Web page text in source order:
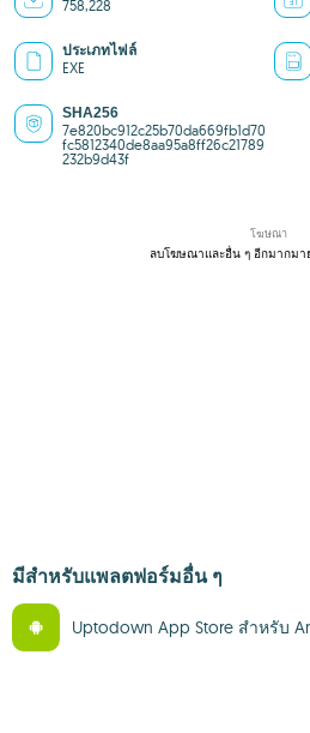
758,228
ประเภทไฟล์
EXE
SHA256
7e820bc912c25b70da669fb1d70
fc5812340de8aa95a8ff26c21789
232b9d43f
โฆษณา
ลบโฆษณาและอื่น ๆ อีกมากมา
มีสำหรับแพลตฟอร์มอื่น ๆ
Uptodown App Store สำหรับ